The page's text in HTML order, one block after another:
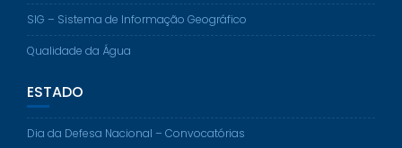
SIG – Sistema de Informação Geográfico
Qualidade da Água
ESTADO
Dia da Defesa Nacional – Convocatórias